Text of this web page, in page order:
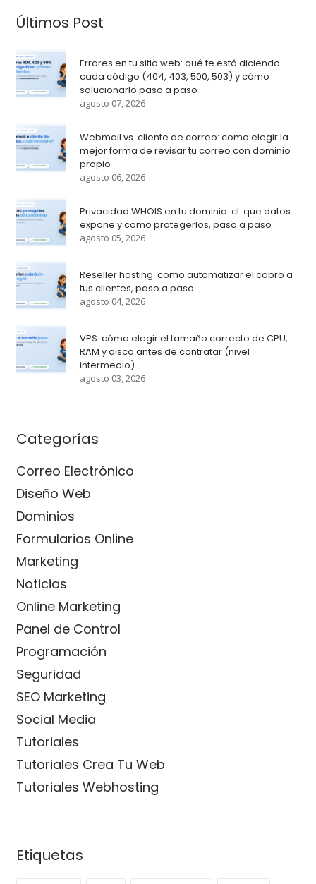
Últimos Post
Errores en tu sitio web: qué te está diciendo
cada código (404, 403, 500, 503) y cómo
solucionarlo paso a paso
agosto 07, 2026
Webmail vs. cliente de correo: como elegir la
mejor forma de revisar tu correo con dominio
propio
agosto 06, 2026
Privacidad WHOIS en tu dominio .cl: que datos
expone y como protegerlos, paso a paso
agosto 05, 2026
Reseller hosting: como automatizar el cobro a
tus clientes, paso a paso
agosto 04, 2026
VPS: cómo elegir el tamaño correcto de CPU,
RAM y disco antes de contratar (nivel
intermedio)
agosto 03, 2026
Categorías
Correo Electrónico
Diseño Web
Dominios
Formularios Online
Marketing
Noticias
Online Marketing
Panel de Control
Programación
Seguridad
SEO Marketing
Social Media
Tutoriales
Tutoriales Crea Tu Web
Tutoriales Webhosting
Etiquetas